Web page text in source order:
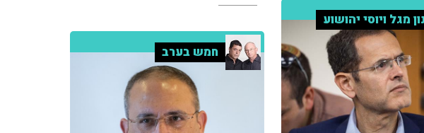
מגל ויוסי יהושוע
חמש בערב